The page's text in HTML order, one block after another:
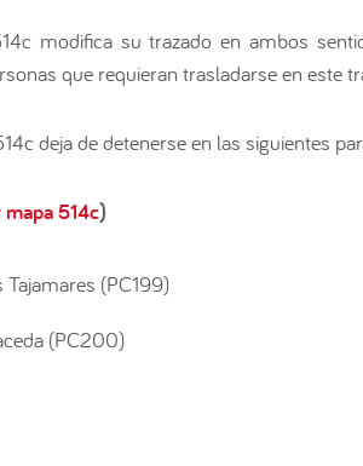
modifica su trazado en ambos
que requieran trasladarse en este
deja de detenerse en las siguientes
mapa 514c)
(PC199)
(PC200)